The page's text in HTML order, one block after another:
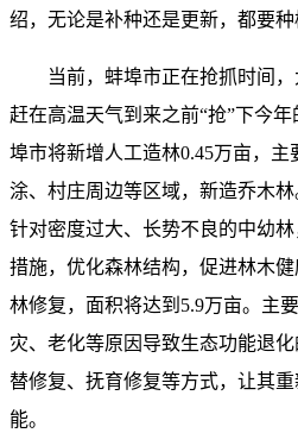
绍，无论是补种还是更新，都要种
当前，蚌埠市正在抢抓时间
赶在高温天气到来之前“抢”下今
埠市将新增人工造林0.45万亩，
涂、村庄周边等区域，新造乔木
针对密度过大、长势不良的中幼
措施，优化森林结构，促进林木
林修复，面积将达到5.9万亩。主
灾、老化等原因导致生态功能退
替修复、抚育修复等方式，让其
能。